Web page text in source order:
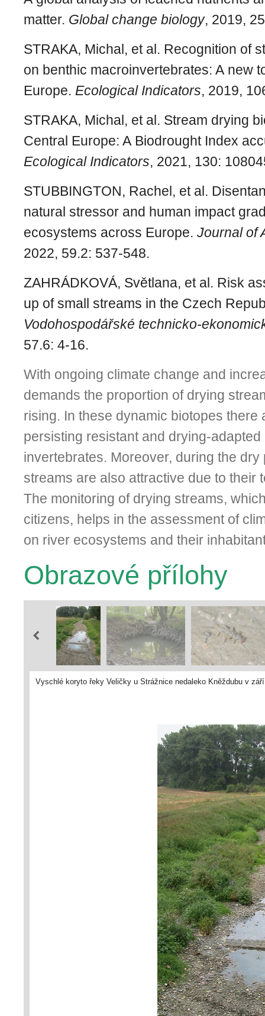
matter. Global change biology, 2019,
STRAKA, Michal, et al. Recognition of
on benthic macroinvertebrates: A new
Europe. Ecological Indicators, 2019,
STRAKA, Michal, et al. Stream drying
Central Europe: A Biodrought Index
Ecological Indicators, 2021, 130:
STUBBINGTON, Rachel, et al.
natural stressor and human impact
ecosystems across Europe. Journal of
2022, 59.2: 537-548.
ZAHRÁDKOVÁ, Světlana, et al. Risk
up of small streams in the Czech
Vodohospodářské technicko-
57.6: 4-16.
With ongoing climate change and
demands the proportion of drying
rising. In these dynamic biotopes there
persisting resistant and drying-adapted
invertebrates. Moreover, during the dry
streams are also attractive due to their
The monitoring of drying streams,
citizens, helps in the assessment of
on river ecosystems and their
Obrazové přílohy
Vyschlé koryto řeky Veličky u Strážnice nedaleko Kněždubu v